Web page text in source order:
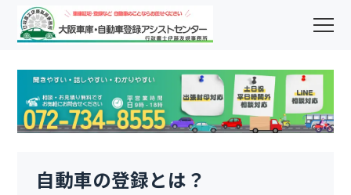
自動車の登録とは？